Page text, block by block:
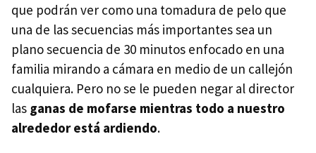
que podrán ver como una tomadura de pelo que
una de las secuencias más importantes sea un
plano secuencia de 30 minutos enfocado en una
familia mirando a cámara en medio de un callejón
cualquiera. Pero no se le pueden negar al director
las ganas de mofarse mientras todo a nuestro
alrededor está ardiendo.